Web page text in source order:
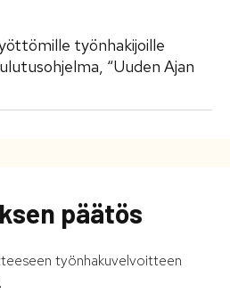
työnhakijoille
“Uuden Ajan
päätös
työnhakuvelvoitteen